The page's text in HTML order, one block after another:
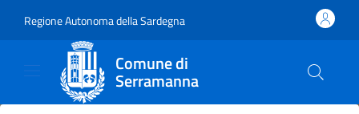
Regione Autonoma della Sardegna
Comune di
Serramanna